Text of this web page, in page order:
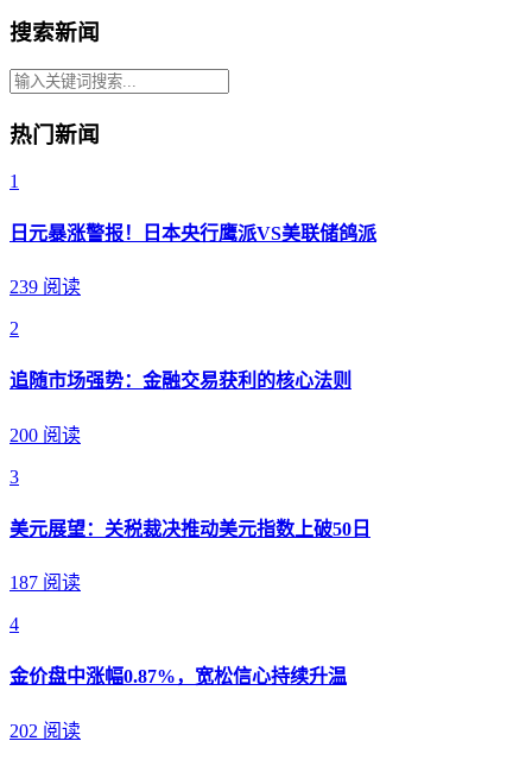
搜索新闻
热门新闻
1
日元暴涨警报！日本央行鹰派VS美联储鸽派
239 阅读
2
追随市场强势：金融交易获利的核心法则
200 阅读
3
美元展望：关税裁决推动美元指数上破50日
187 阅读
4
金价盘中涨幅0.87%，宽松信心持续升温
202 阅读